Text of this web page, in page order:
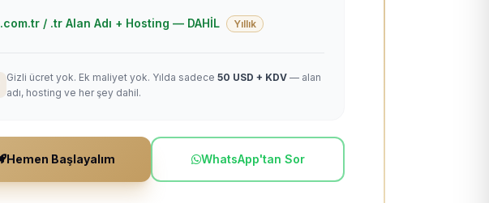
.com.tr / .tr Alan Adı + Hosting — DAHİL Yıllık
Gizli ücret yok. Ek maliyet yok. Yılda sadece 50 USD + KDV — alan
adı, hosting ve her şey dahil.
Hemen Başlayalım WhatsApp'tan Sor